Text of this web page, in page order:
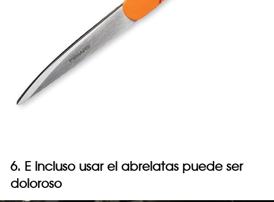
6. E incluso usar el abrelatas puede ser
doloroso